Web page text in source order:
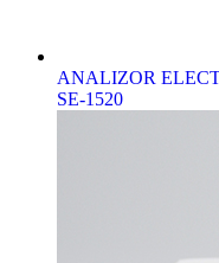
ANALIZOR
SE-1520